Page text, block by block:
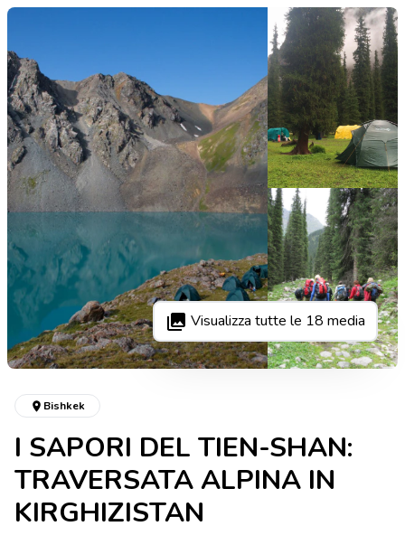
Visualizza tutte le 18 media
Bishkek
I SAPORI DEL TIEN-SHAN:
TRAVERSATA ALPINA IN
KIRGHIZISTAN